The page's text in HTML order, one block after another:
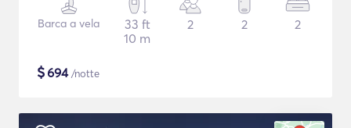
Barca a vela
33 ft
10 m
2 2 2
$694/notte